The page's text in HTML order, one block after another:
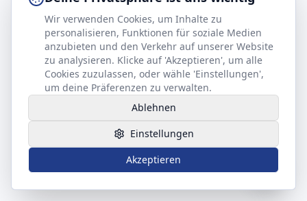
Wir verwenden Cookies, um Inhalte zu
personalisieren, Funktionen für soziale Medien
anzubieten und den Verkehr auf unserer Website
zu analysieren. Klicke auf 'Akzeptieren', um alle
Cookies zuzulassen, oder wähle 'Einstellungen',
um deine Präferenzen zu verwalten.
Ablehnen
Einstellungen
Akzeptieren
Hilfe benötigt?